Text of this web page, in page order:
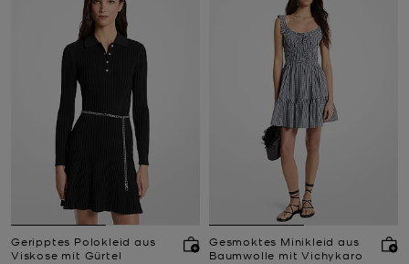
Geripptes Polokleid aus
Viskose mit Gürtel
Gesmoktes Minikleid aus
Baumwolle mit Vichykaro